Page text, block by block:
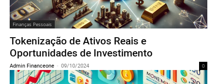
Finanças Pessoais
Tokenização de Ativos Reais e
Oportunidades de Investimento
Admin Financeone - 09/10/2024 0